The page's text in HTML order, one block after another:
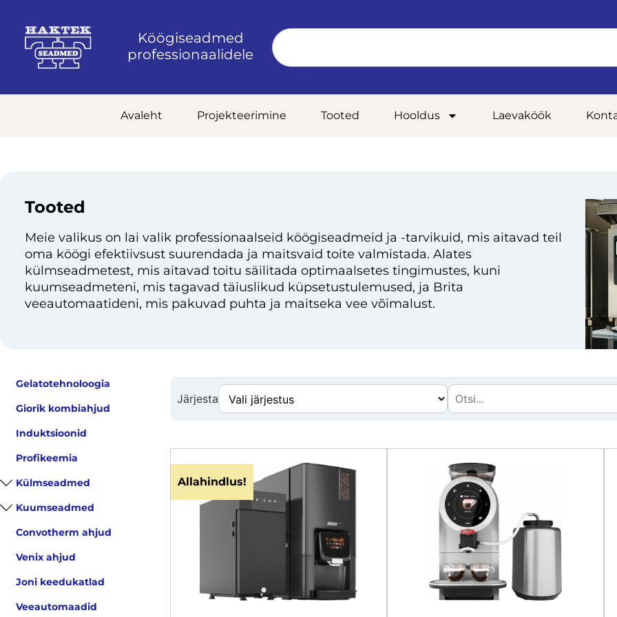
Köögiseadmed
professionaalidele
Avaleht Projekteerimine Tooted Hooldus Laevaköök
Tooted
Meie valikus on lai valik professionaalseid köögiseadmeid ja -tarvikuid, mis aitavad teil
oma köögi efektiivsust suurendada ja maitsvaid toite valmistada. Alates
külmseadmetest, mis aitavad toitu säilitada optimaalsetes tingimustes, kuni
kuumseadmeteni, mis tagavad täiuslikud küpsetustulemused, ja Brita
veeautomaatideni, mis pakuvad puhta ja maitseka vee võimalust.
Gelatotehnoloogia
Giorik kombiahjud
Induktsioonid
Profikeemia
Külmseadmed
Kuumseadmed
Convotherm ahjud
Venix ahjud
Joni keedukatlad
Veeautomaadid
Järjesta
Allahindlus!